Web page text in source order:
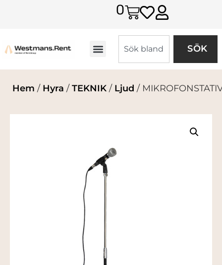
0
SÖK
Hem / Hyra / TEKNIK / Ljud /